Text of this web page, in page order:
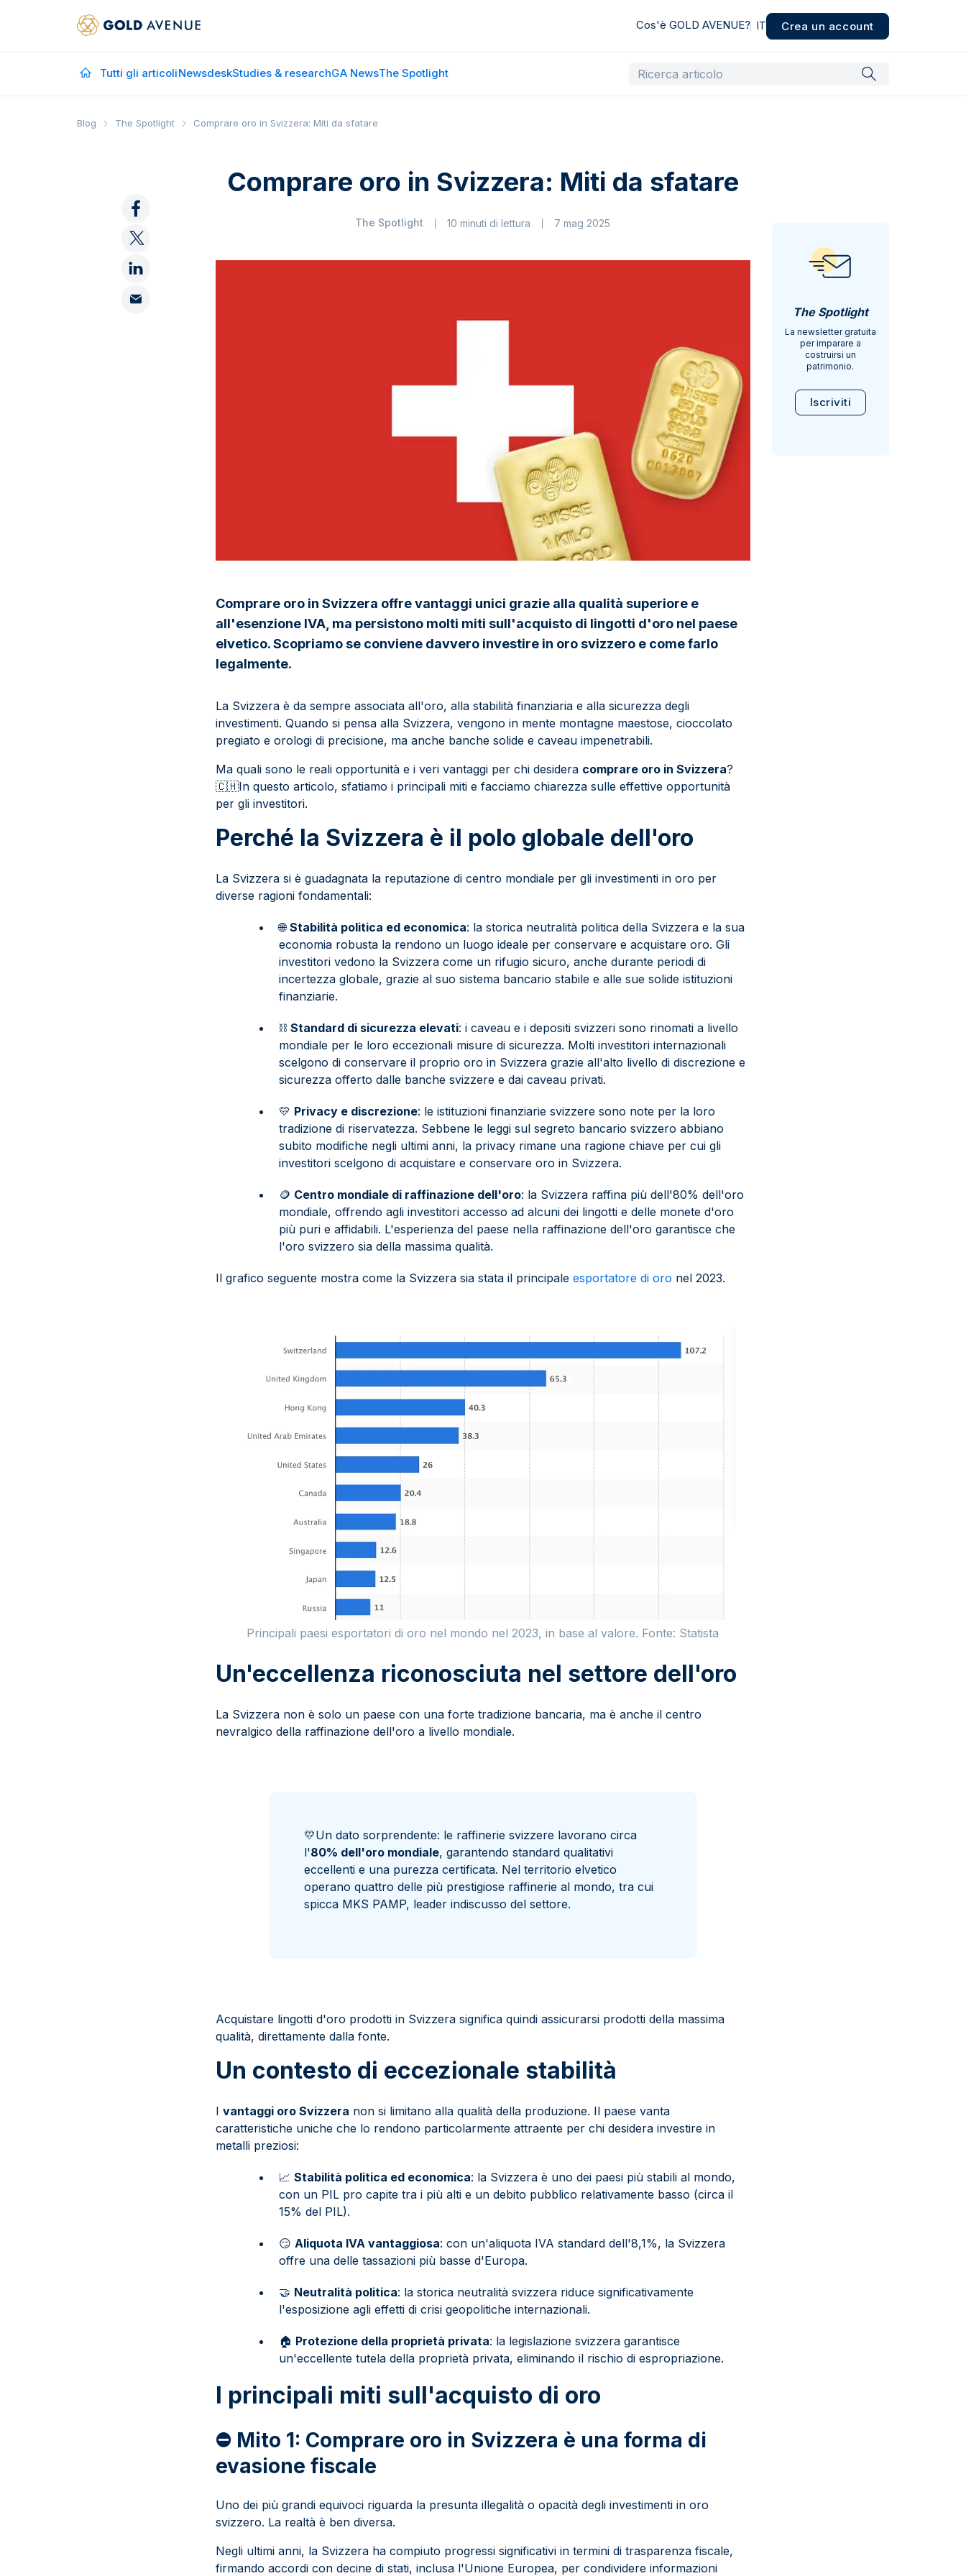
Cos'è GOLD AVENUE? IT Crea un account
Tutti gli articoliNewsdeskStudies & researchGA NewsThe Spotlight
Blog The Spotlight Comprare oro in Svizzera: Miti da sfatare
Comprare oro in Svizzera: Miti da sfatare
The Spotlight 10 minuti di lettura 7 mag 2025
Comprare oro in Svizzera offre vantaggi unici grazie alla qualità superiore e
all'esenzione IVA, ma persistono molti miti sull'acquisto di lingotti d'oro nel paese
elvetico. Scopriamo se conviene davvero investire in oro svizzero e come farlo
legalmente.
La Svizzera è da sempre associata all'oro, alla stabilità finanziaria e alla sicurezza degli
investimenti. Quando si pensa alla Svizzera, vengono in mente montagne maestose, cioccolato
pregiato e orologi di precisione, ma anche banche solide e caveau impenetrabili.
Ma quali sono le reali opportunità e i veri vantaggi per chi desidera comprare oro in Svizzera?
🇨🇭In questo articolo, sfatiamo i principali miti e facciamo chiarezza sulle effettive opportunità
per gli investitori.
Perché la Svizzera è il polo globale dell'oro
La Svizzera si è guadagnata la reputazione di centro mondiale per gli investimenti in oro per
diverse ragioni fondamentali:
🌐Stabilità politica ed economica: la storica neutralità politica della Svizzera e la sua
economia robusta la rendono un luogo ideale per conservare e acquistare oro. Gli
investitori vedono la Svizzera come un rifugio sicuro, anche durante periodi di
incertezza globale, grazie al suo sistema bancario stabile e alle sue solide istituzioni
finanziarie.
⛓️Standard di sicurezza elevati: i caveau e i depositi svizzeri sono rinomati a livello
mondiale per le loro eccezionali misure di sicurezza. Molti investitori internazionali
scelgono di conservare il proprio oro in Svizzera grazie all'alto livello di discrezione e
sicurezza offerto dalle banche svizzere e dai caveau privati.
💛 Privacy e discrezione: le istituzioni finanziarie svizzere sono note per la loro
tradizione di riservatezza. Sebbene le leggi sul segreto bancario svizzero abbiano
subito modifiche negli ultimi anni, la privacy rimane una ragione chiave per cui gli
investitori scelgono di acquistare e conservare oro in Svizzera.
🪙 Centro mondiale di raffinazione dell'oro: la Svizzera raffina più dell'80% dell'oro
mondiale, offrendo agli investitori accesso ad alcuni dei lingotti e delle monete d'oro
più puri e affidabili. L'esperienza del paese nella raffinazione dell'oro garantisce che
l'oro svizzero sia della massima qualità.
Il grafico seguente mostra come la Svizzera sia stata il principaleesportatore di oro nel 2023.
Principali paesi esportatori di oro nel mondo nel 2023, in base al valore. Fonte: Statista
Un'eccellenza riconosciuta nel settore dell'oro
La Svizzera non è solo un paese con una forte tradizione bancaria, ma è anche il centro
nevralgico della raffinazione dell'oro a livello mondiale.
💛Un dato sorprendente: le raffinerie svizzere lavorano circa
l'80% dell'oro mondiale, garantendo standard qualitativi
eccellenti e una purezza certificata. Nel territorio elvetico
operano quattro delle più prestigiose raffinerie al mondo, tra cui
spicca MKS PAMP, leader indiscusso del settore.
Acquistare lingotti d'oro prodotti in Svizzera significa quindi assicurarsi prodotti della massima
qualità, direttamente dalla fonte.
Un contesto di eccezionale stabilità
Ivantaggi oro Svizzera non si limitano alla qualità della produzione. Il paese vanta
caratteristiche uniche che lo rendono particolarmente attraente per chi desidera investire in
metalli preziosi:
📈Stabilità politica ed economica: la Svizzera è uno dei paesi più stabili al mondo,
con un PIL pro capite tra i più alti e un debito pubblico relativamente basso (circa il
15% del PIL).
😏 Aliquota IVA vantaggiosa: con un'aliquota IVA standard dell'8,1%, la Svizzera
offre una delle tassazioni più basse d'Europa.
🤝 Neutralità politica: la storica neutralità svizzera riduce significativamente
l'esposizione agli effetti di crisi geopolitiche internazionali.
🏠 Protezione della proprietà privata: la legislazione svizzera garantisce
un'eccellente tutela della proprietà privata, eliminando il rischio di espropriazione.
I principali miti sull'acquisto di oro
⛔ Mito 1: Comprare oro in Svizzera è una forma di
evasione fiscale
Uno dei più grandi equivoci riguarda la presunta illegalità o opacità degli investimenti in oro
svizzero. La realtà è ben diversa.
Negli ultimi anni, la Svizzera ha compiuto progressi significativi in termini di trasparenza fiscale,
firmando accordi con decine di stati, inclusa l'Unione Europea, per condividere informazioni
The Spotlight
La newsletter gratuita
per imparare a
costruirsi un
patrimonio.
Iscriviti